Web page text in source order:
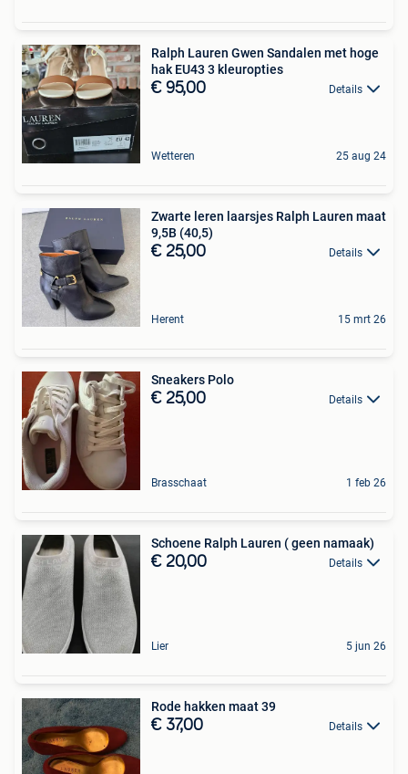
Ralph Lauren Gwen Sandalen met hoge
hak EU43 3 kleuropties
€ 95,00 Details
Wetteren 25 aug 24
Zwarte leren laarsjes Ralph Lauren maat
9,5B (40,5)
€ 25,00 Details
Herent 15 mrt 26
Sneakers Polo
€ 25,00 Details
Brasschaat 1 feb 26
Schoene Ralph Lauren ( geen namaak)
€ 20,00 Details
Lier 5 jun 26
Rode hakken maat 39
€ 37,00 Details